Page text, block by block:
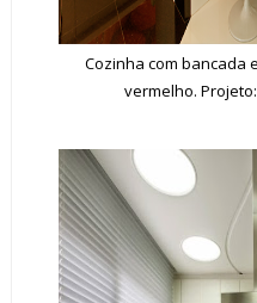
Cozinha com bancada
vermelho.